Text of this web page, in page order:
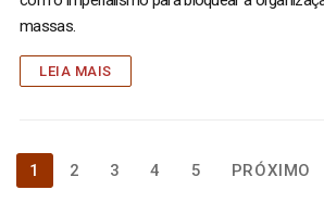
massas.
LEIA MAIS
Paginação
de
1 2 3 4 5 PRÓXIMO